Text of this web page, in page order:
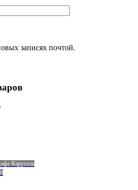
записях почтой.
Карусель